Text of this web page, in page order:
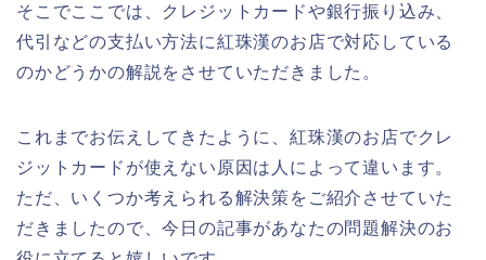
そこでここでは、クレジットカードや銀行振り込み、
代引などの支払い方法に紅珠漢のお店で対応している
のかどうかの解説をさせていただきました。
これまでお伝えしてきたように、紅珠漢のお店でクレ
ジットカードが使えない原因は人によって違います。
ただ、いくつか考えられる解決策をご紹介させていた
だきましたので、今日の記事があなたの問題解決のお